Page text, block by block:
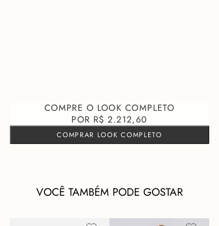
R$ 2.212,60
COMPRAR LOOK COMPLETO
VOCÊ TAMBÉM PODE GOSTAR